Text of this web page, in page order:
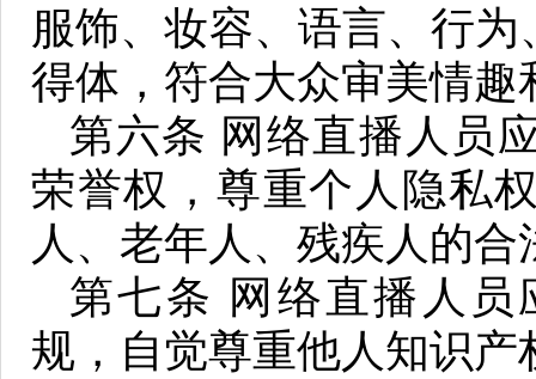
服饰、妆容、语言、行
得体，符合大众审美情趣
第六条 网络直播人员
荣誉权，尊重个人隐私
人、老年人、残疾人的合
第七条 网络直播人
规，自觉尊重他人知识产